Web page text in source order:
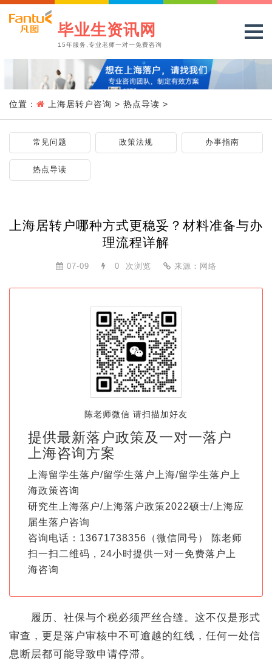
毕业生资讯网
15年服务,专业老师一对一免费咨询
位置： 上海居转户咨询 > 热点导读 >
常见问题 政策法规 办事指南
热点导读
上海居转户哪种方式更稳妥？材料准备与办
理流程详解
07-09 0 次浏览 来源：网络
陈老师微信 请扫描加好友
提供最新落户政策及一对一落户
上海咨询方案
上海留学生落户/留学生落户上海/留学生落户上
海政策咨询
研究生上海落户/上海落户政策2022硕士/上海应
届生落户咨询
咨询电话：13671738356（微信同号） 陈老师
扫一扫二维码，24小时提供一对一免费落户上
海咨询
履历、社保与个税必须严丝合缝。这不仅是形式
审查，更是落户审核中不可逾越的红线，任何一处信
息断层都可能导致申请停滞。